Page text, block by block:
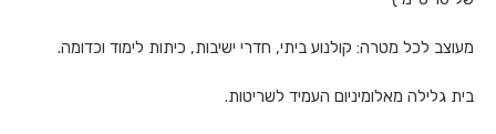
מעוצב לכל מטרה: קולנוע ביתי, חדרי ישיבות, כיתות לימוד וכדומה.
בית גלילה מאלומיניום העמיד לשריטות.